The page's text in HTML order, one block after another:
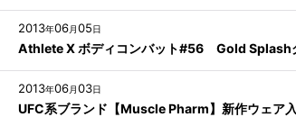
2013年06月05日
Athlete X ボディコンバット#56 Gold Splash
2013年06月03日
UFC系ブランド【Muscle Pharm】新作ウェア